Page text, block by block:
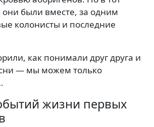
были вместе, за одним
колонисты и последние
как понимали друг друга и
— мы можем только
жизни первых